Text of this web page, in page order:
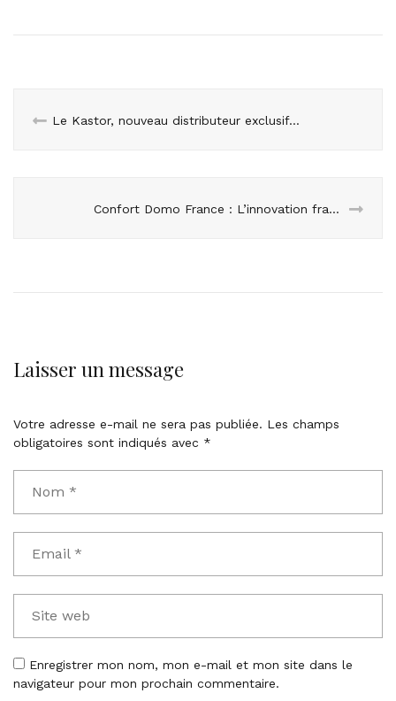
Le Kastor, nouveau distributeur exclusif de Wooday.com dans la région nantaise
Confort Domo France : L’innovation française au cœur de votre habitat
Laisser un message
Votre adresse e-mail ne sera pas publiée. Les champs
obligatoires sont indiqués avec *
Enregistrer mon nom, mon e-mail et mon site dans le
navigateur pour mon prochain commentaire.